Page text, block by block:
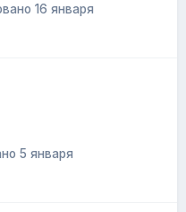
16 января
5 января